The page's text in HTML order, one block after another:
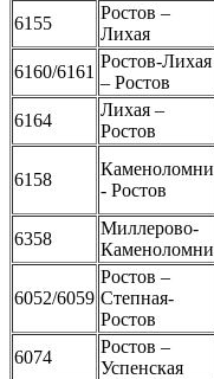
6155
Ростов –
Лихая
6160/6161
Ростов-Лихая
– Ростов
6164
Лихая –
Ростов
6158
Каменоломни
- Ростов
6358
Миллерово-
Каменоломни
6052/6059
Ростов –
Степная-
Ростов
6074
Ростов –
Успенская